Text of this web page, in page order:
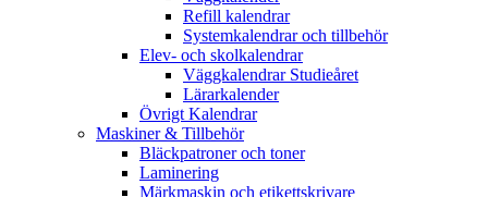
Refill kalendrar
Systemkalendrar och tillbehör
Elev- och skolkalendrar
Väggkalendrar Studieåret
Lärarkalender
Övrigt Kalendrar
Maskiner & Tillbehör
Bläckpatroner och toner
Laminering
Märkmaskin och etikettskrivare